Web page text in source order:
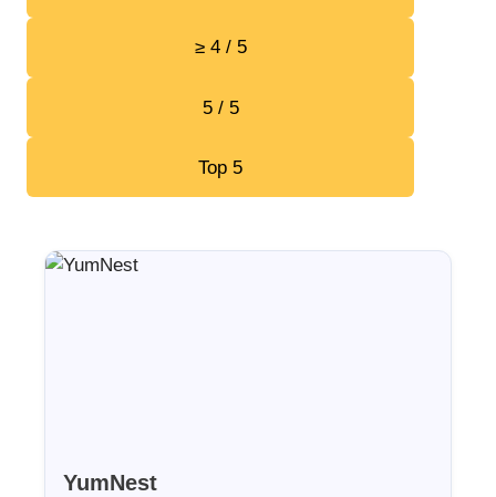
≥ 4 / 5
5 / 5
Top 5
YumNest